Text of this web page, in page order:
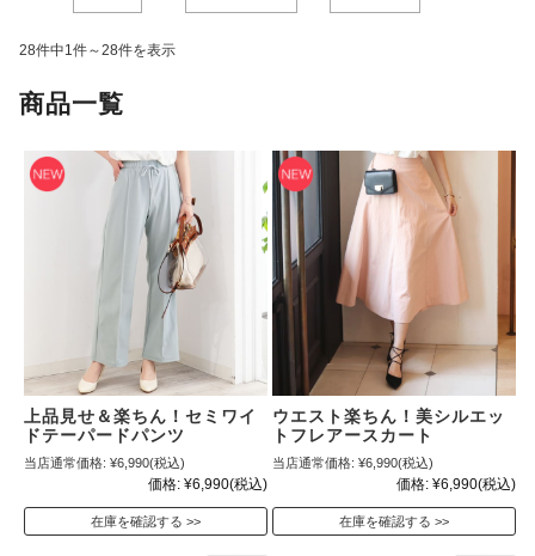
28件中1件～28件を表示
商品一覧
上品見せ＆楽ちん！セミワイ
ドテーパードパンツ
当店通常価格: ¥6,990(税込)
価格: ¥6,990(税込)
在庫を確認する
ウエスト楽ちん！美シルエッ
トフレアースカート
当店通常価格: ¥6,990(税込)
価格: ¥6,990(税込)
在庫を確認する